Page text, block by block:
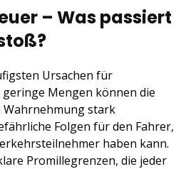
– Was passiert
Ursachen für
Mengen können die
stark
Folgen für den Fahrer,
haben kann.
Promillegrenzen, die jeder